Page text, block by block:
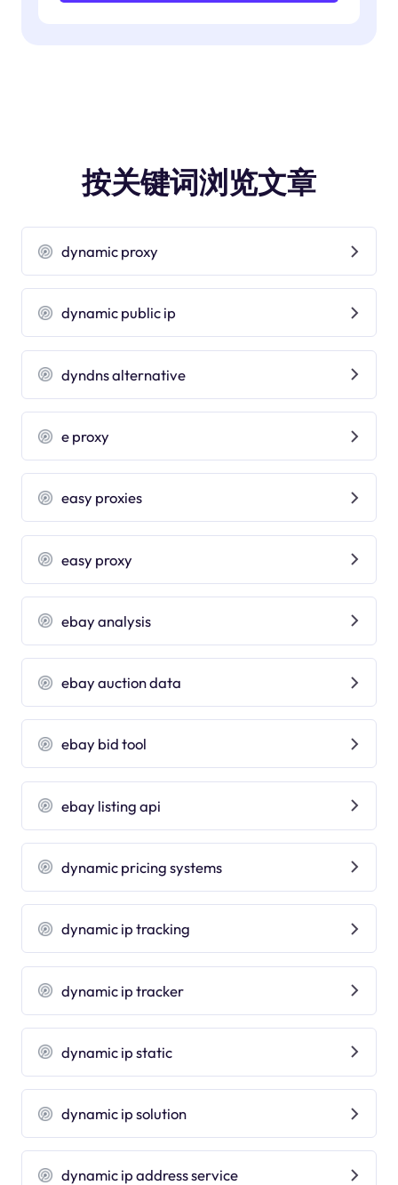
按关键词浏览文章
dynamic proxy
dynamic public ip
dyndns alternative
e proxy
easy proxies
easy proxy
ebay analysis
ebay auction data
ebay bid tool
ebay listing api
dynamic pricing systems
dynamic ip tracking
dynamic ip tracker
dynamic ip static
dynamic ip solution
dynamic ip address service